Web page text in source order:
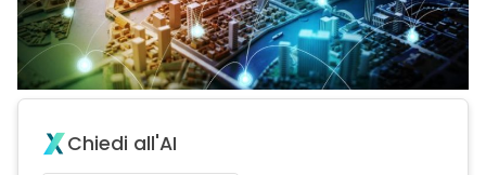
Chiedi all'AI